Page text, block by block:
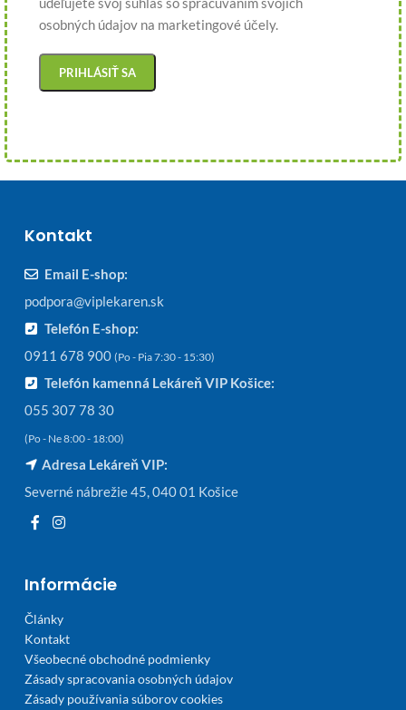
osobných údajov na marketingové účely.
Kontakt
Email E-shop:
podpora@viplekaren.sk
Telefón E-shop:
0911 678 900 (Po - Pia 7:30 - 15:30)
Telefón kamenná Lekáreň VIP Košice:
055 307 78 30
(Po - Ne 8:00 - 18:00)
Adresa Lekáreň VIP:
Severné nábrežie 45, 040 01 Košice
Informácie
Články
Kontakt
Všeobecné obchodné podmienky
Zásady spracovania osobných údajov
Zásady používania súborov cookies